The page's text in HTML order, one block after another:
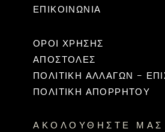
ΕΠΙΚΟΙΝΩΝΊΑ
ΟΡΟΙ ΧΡΗΣΗΣ
ΑΠΟΣΤΟΛΕΣ
ΠΟΛΙΤΙΚΉ ΑΛΛΑΓΏΝ –
ΠΟΛΙΤΙΚΗ ΑΠΟΡΡΗΤΟΥ
ΑΚΟΛΟΥΘΉΣΤΕ ΜΑΣ